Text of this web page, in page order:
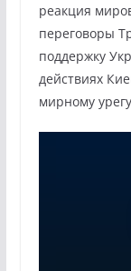
реакция
переговоры
поддержку
действиях
мирному